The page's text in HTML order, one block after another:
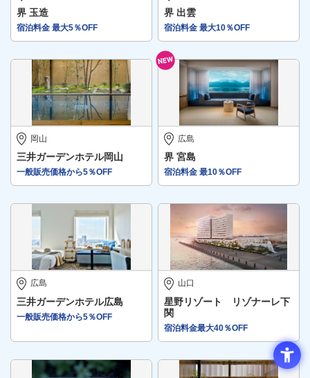
界 玉造
宿泊料金 最大5％OFF
界 出雲
宿泊料金 最大10％OFF
岡山
三井ガーデンホテル岡山
一般販売価格から5％OFF
広島
界 宮島
宿泊料金 最10％OFF
広島
三井ガーデンホテル広島
一般販売価格から5％OFF
山口
星野リゾート リゾナーレ下
関
宿泊料金最大40％OFF